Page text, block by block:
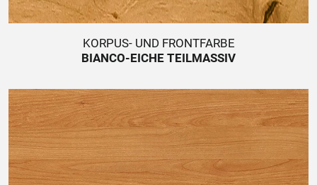
KORPUS- UND FRONTFARBE
BIANCO-EICHE TEILMASSIV